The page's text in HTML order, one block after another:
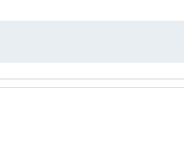
отказаться от участия в этом деле, т.к.